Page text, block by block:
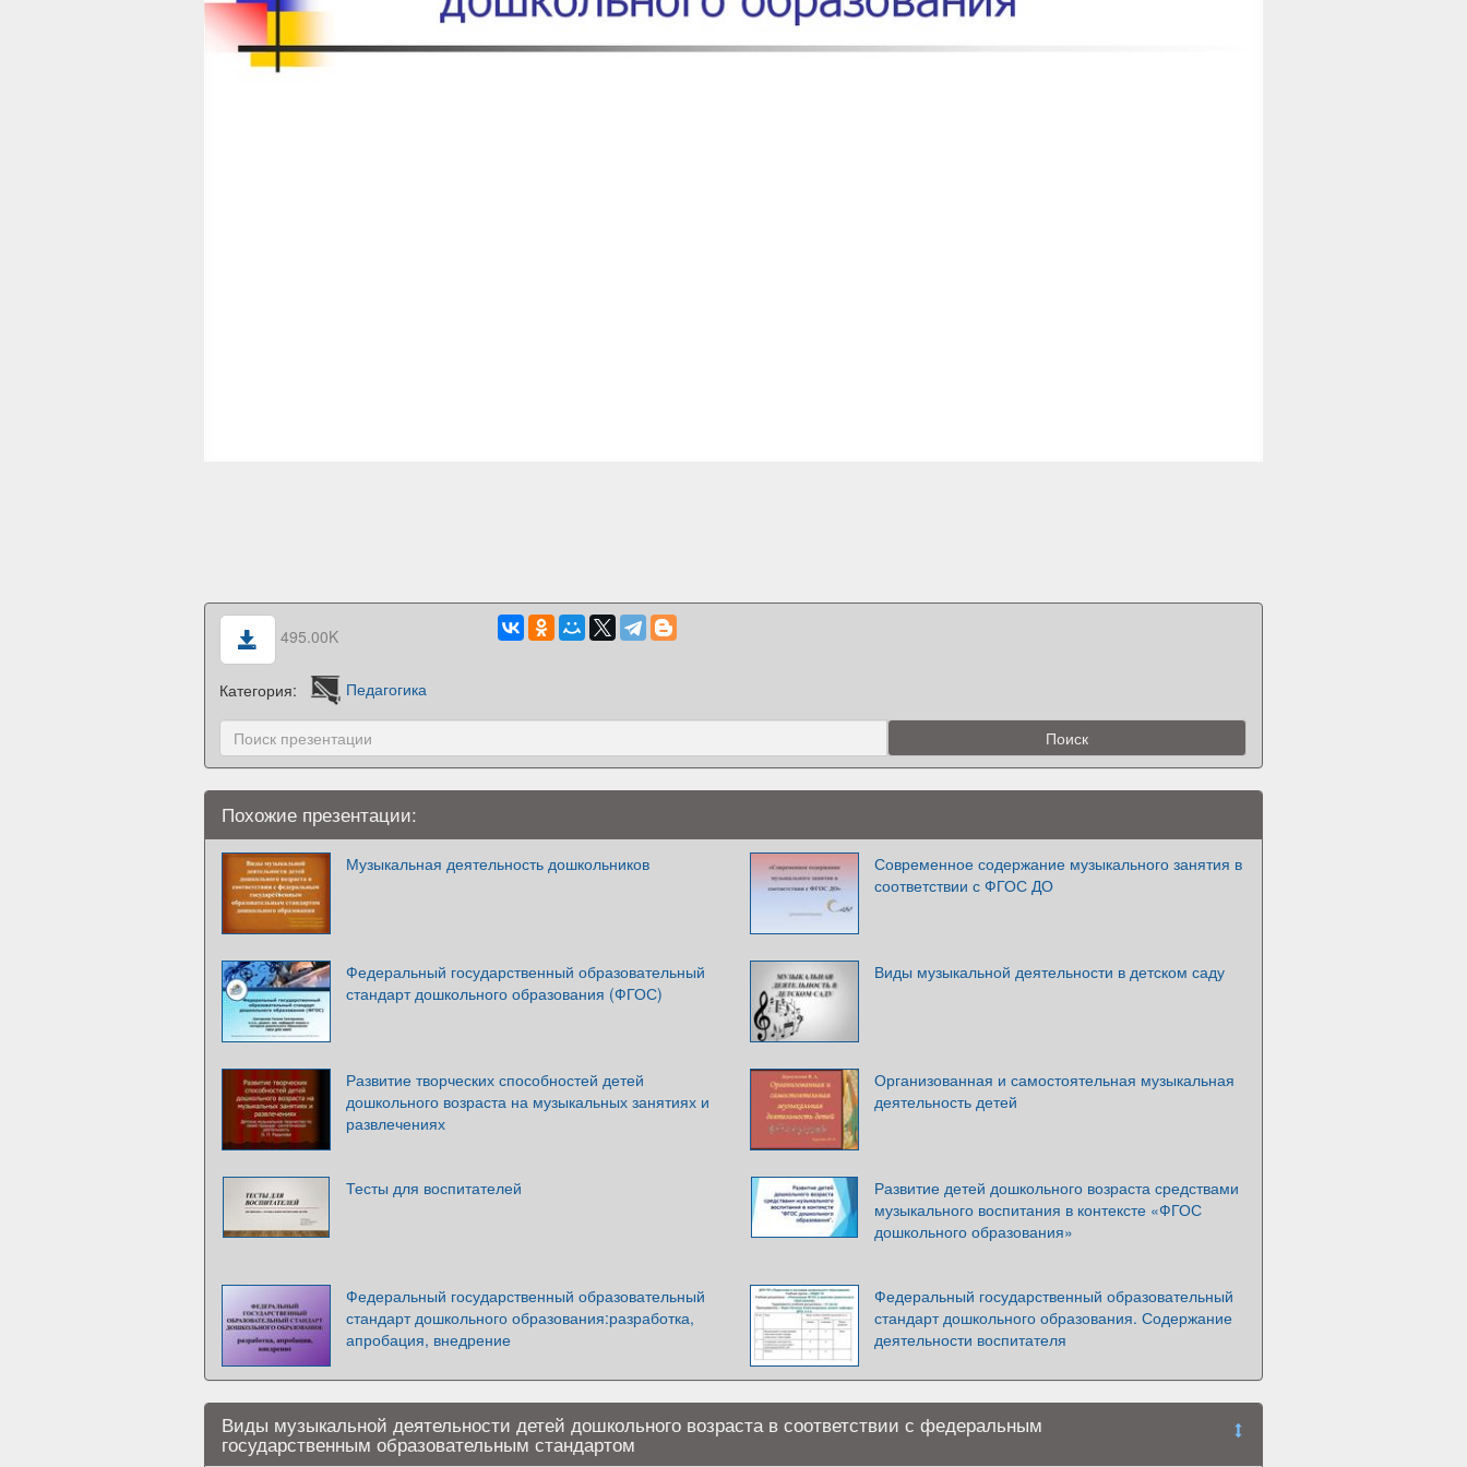
495.00K
Категория: Педагогика
Похожие презентации:
Музыкальная деятельность дошкольников
Современное содержание музыкального занятия в
соответствии с ФГОС ДО
Федеральный государственный образовательный
стандарт дошкольного образования (ФГОС)
Виды музыкальной деятельности в детском саду
Развитие творческих способностей детей
дошкольного возраста на музыкальных занятиях и
развлечениях
Организованная и самостоятельная музыкальная
деятельность детей
Тесты для воспитателей
Развитие детей дошкольного возраста средствами
музыкального воспитания в контексте «ФГОС
дошкольного образования»
Федеральный государственный образовательный
стандарт дошкольного образования:разработка,
апробация, внедрение
Федеральный государственный образовательный
стандарт дошкольного образования. Содержание
деятельности воспитателя
Виды музыкальной деятельности детей дошкольного возраста в соответствии с федеральным
государственным образовательным стандартом